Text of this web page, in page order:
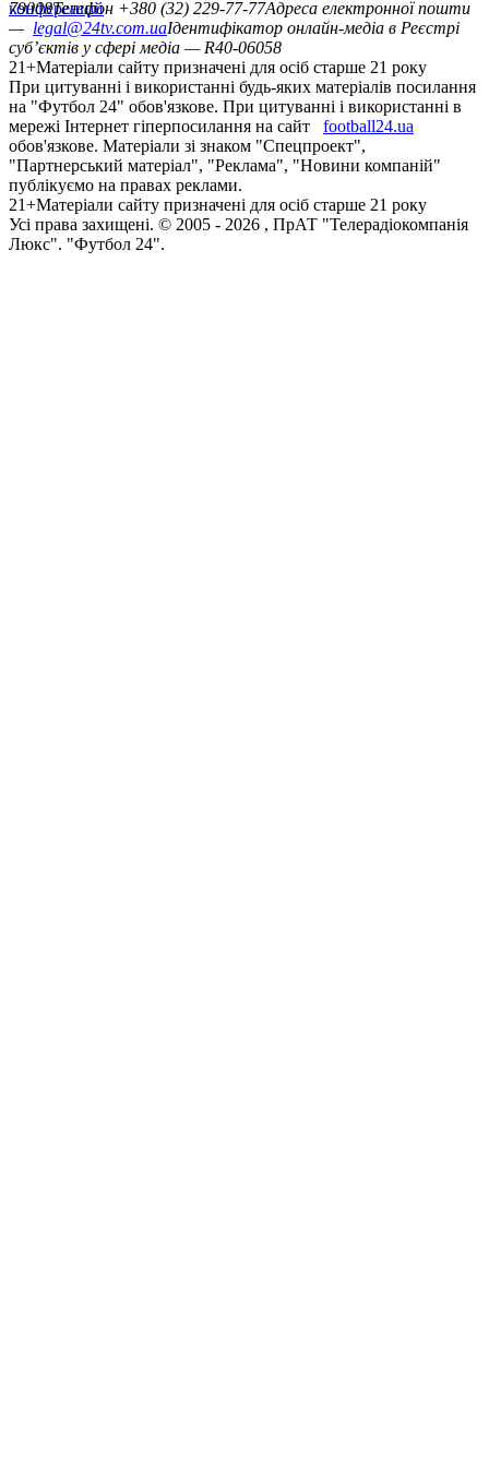
конференцій
79008Телефон +380 (32) 229-77-77Адреса електронної пошти
— legal@24tv.com.uaІдентифікатор онлайн-медіа в Реєстрі
суб’єктів у сфері медіа — R40-06058
21+Матеріали сайту призначені для осіб старше 21 року
При цитуванні і використанні будь-яких матеріалів посилання
на "Футбол 24" обов'язкове. При цитуванні і використанні в
мережі Інтернет гіперпосилання на сайт
football24.ua
обов'язкове. Матеріали зі знаком "Спецпроект",
"Партнерський матеріал", "Реклама", "Новини компаній"
публікуємо на правах реклами.
21+Матеріали сайту призначені для осіб старше 21 року
Усi права захищенi. © 2005 - 2026 , ПрАТ "Телерадіокомпанія
Люкс". "Футбол 24".